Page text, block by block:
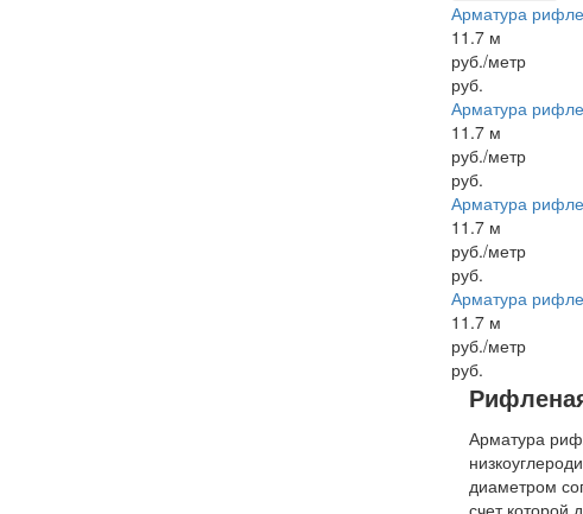
Арматура
11.7 м
руб./метр
руб.
Арматура
11.7 м
руб./метр
руб.
Арматура
11.7 м
руб./метр
руб.
Арматура
11.7 м
руб./метр
руб.
Арматура
диаметром